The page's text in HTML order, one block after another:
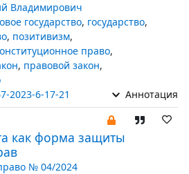
Владимирович
государство, государство,
, позитивизм,
право,
, правовой закон,
2023-6-17-21 Аннотация
как форма защиты
№ 04/2024